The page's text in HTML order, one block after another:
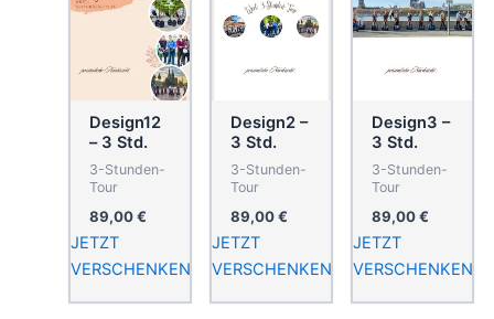
Design12
– 3 Std.
3-Stunden-
Tour
89,00€
JETZT
VERSCHENKEN
Design2 –
3 Std.
3-Stunden-
Tour
89,00€
JETZT
VERSCHENKEN
Design3 –
3 Std.
3-Stunden-
Tour
89,00€
JETZT
VERSCHENKEN